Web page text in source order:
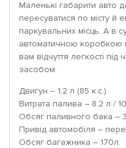
Маленькі габарити авто
пересуватися по місту й
паркувальних місць. А в
автоматичною коробкою
вам відчуття легкості
засобом.
Двигун – 1,2 л (85 к.с.)
Витрата палива – 8.2 л /
Обсяг паливного бака –
Привід автомобіля –
Обсяг багажника – 170л.